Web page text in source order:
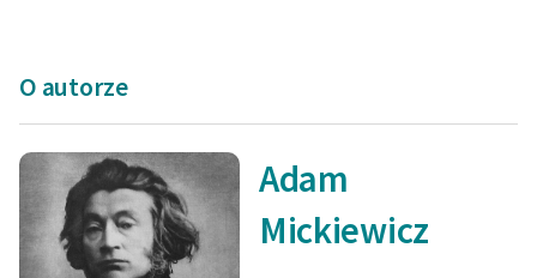
Kontakt
O projekcie
Zespół
Zasady wykorzystania
O autorze
Adam
Mickiewicz